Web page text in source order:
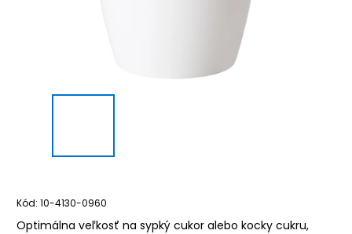
Kód: 10-4130-0960
Optimálna veľkosť na sypký cukor alebo kocky cukru,